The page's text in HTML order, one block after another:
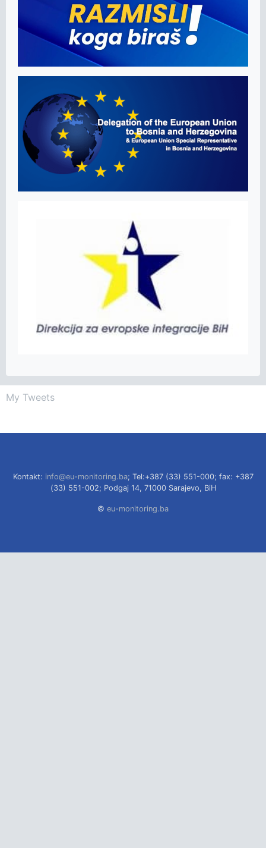
My Tweets
Kontakt: info@eu-monitoring.ba; Tel:+387 (33) 551-000; fax: +387
(33) 551-002; Podgaj 14, 71000 Sarajevo, BiH
© eu-monitoring.ba